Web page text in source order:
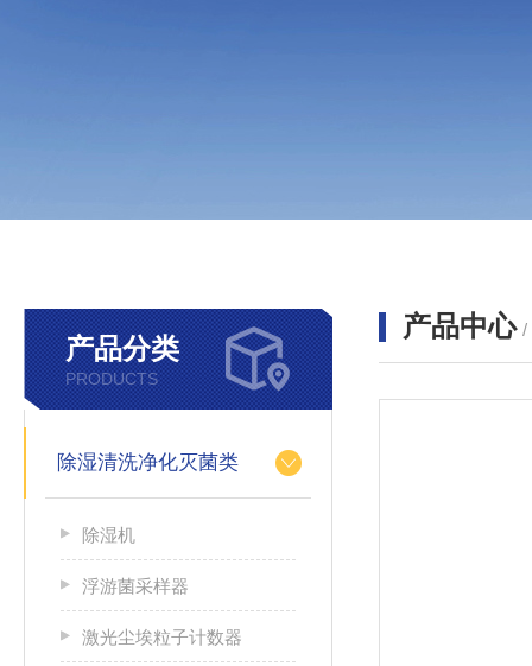
产品分类
PRODUCTS
除湿清洗净化灭菌类
除湿机
浮游菌采样器
激光尘埃粒子计数器
产品中心 /